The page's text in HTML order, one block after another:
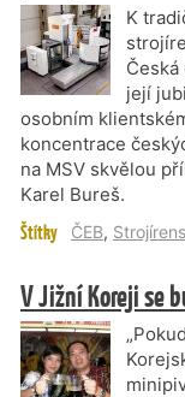
K
její
osobním
koncentrace
na MSV skvělou
Karel Bureš.
Štítky ČEB,
V Jižní Koreji se